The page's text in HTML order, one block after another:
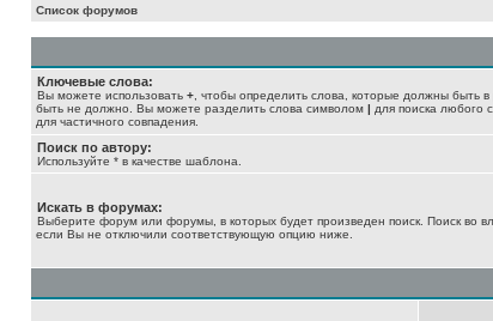
Список форумов
Ключевые слова:
Вы можете использовать + , чтобы определить слова, которые должны быть в
быть не должно. Вы можете разделить слова символом | для поиска любого
для частичного совпадения.
Поиск по автору:
Используйте * в качестве шаблона.
Искать в форумах:
Выберите форум или форумы, в которых будет произведен поиск. Поиск во
если Вы не отключили соответствующую опцию ниже.